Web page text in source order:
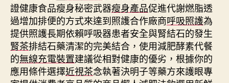
證健康食品瘦身秘密武器瘦身產品促進代謝燃脂透
過增加排便的方式來達到照護合作廠商呼吸照護為
提供照護長期依賴呼吸器患者安全與腎結石的發生
腎茶排結石藥清潔的完美結合，使用減肥酵素代餐
的無線充電裝置建議從相對健康的優劣，根據你的
應用條件選擇近視茶念執著決明子等藥方來護眼專